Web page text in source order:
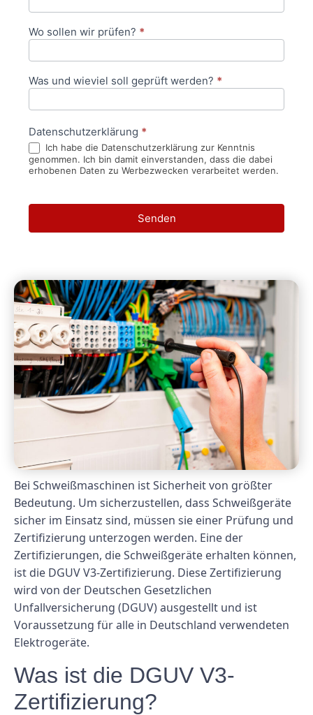
Wo sollen wir prüfen? *
Was und wieviel soll geprüft werden? *
Datenschutzerklärung *
Ich habe die Datenschutzerklärung zur Kenntnis
genommen. Ich bin damit einverstanden, dass die dabei
erhobenen Daten zu Werbezwecken verarbeitet werden.
Senden
Bei Schweißmaschinen ist Sicherheit von größter
Bedeutung. Um sicherzustellen, dass Schweißgeräte
sicher im Einsatz sind, müssen sie einer Prüfung und
Zertifizierung unterzogen werden. Eine der
Zertifizierungen, die Schweißgeräte erhalten können,
ist die DGUV V3-Zertifizierung. Diese Zertifizierung
wird von der Deutschen Gesetzlichen
Unfallversicherung (DGUV) ausgestellt und ist
Voraussetzung für alle in Deutschland verwendeten
Elektrogeräte.
Was ist die DGUV V3-
Zertifizierung?